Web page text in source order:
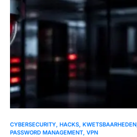
CYBERSECURITY HACKS KWETSBAARHEDEN
PASSWORD MANAGEMENT VPN